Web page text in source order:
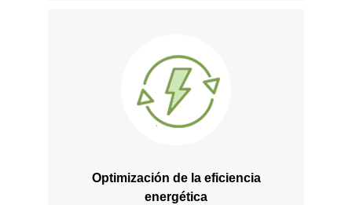
Optimización de la eficiencia
energética